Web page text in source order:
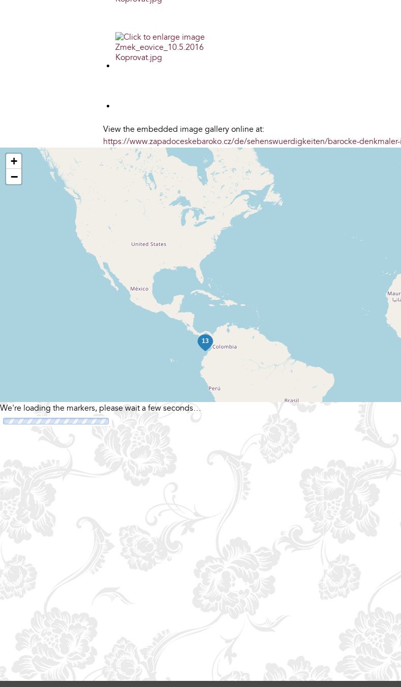
View the embedded image gallery online at:
https://www.zapadoceskebaroko.cz/de/sehenswuerdigkeiten/barocke-
+
−
We're loading the markers, please wait a few seconds…